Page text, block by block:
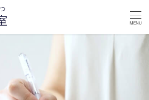
MENU